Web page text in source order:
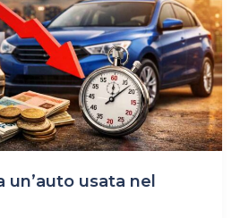
un’auto usata nel